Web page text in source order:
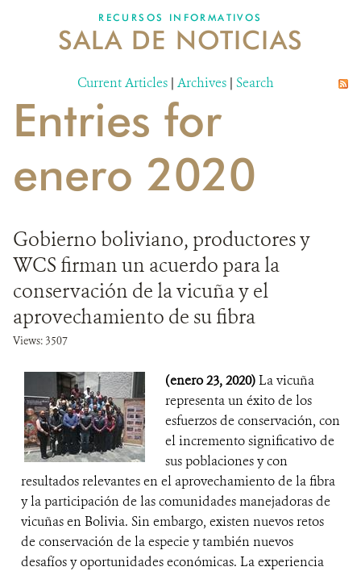
NOSOTROS
DONA
RECURSOS INFORMATIVOS
SALA DE NOTICIAS
Current Articles | Archives | Search
Entries for
enero 2020
Gobierno boliviano, productores y
WCS firman un acuerdo para la
conservación de la vicuña y el
aprovechamiento de su fibra
Views: 3507
(enero 23, 2020)La vicuña
representa un éxito de los
esfuerzos de conservación, con
el incremento significativo de
sus poblaciones y con
resultados relevantes en el aprovechamiento de la fibra
y la participación de las comunidades manejadoras de
vicuñas en Bolivia. Sin embargo, existen nuevos retos
de conservación de la especie y también nuevos
desafíos y oportunidades económicas. La experiencia